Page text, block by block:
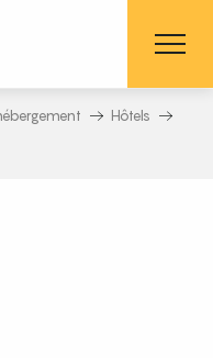
Hôtels